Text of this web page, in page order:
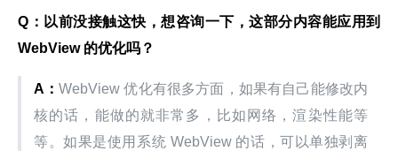
Q：以前没接触这快，想咨询一下，这部分内容能应用到
WebView 的优化吗？
A：WebView 优化有很多方面，如果有自己能修改内
核的话，能做的就非常多，比如网络，渲染性能等
等。如果是使用系统 WebView 的话，可以单独剥离